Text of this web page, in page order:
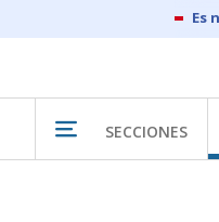
SECCIONES